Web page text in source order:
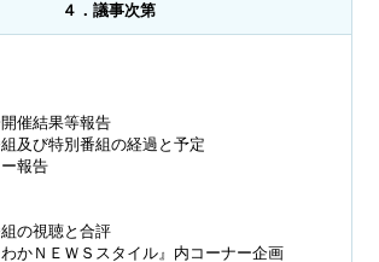
４．議事次第
開催結果等報告
組及び特別番組の経過と予定
ー報告
組の視聴と合評
わかＮＥＷＳスタイル』内コーナー企画